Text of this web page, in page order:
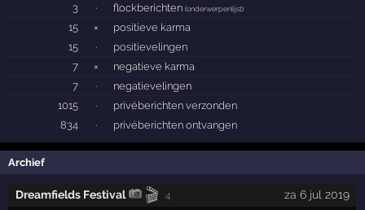
3 · flockberichten(onderwerpenlijst)
15 ×
positieve karma
15
·
positievelingen
7
×
negatieve karma
7
·
negatievelingen
1015
·
privéberichten verzonden
834
· privéberichten ontvangen
Archief
Dreamfields Festival 🎬 4 za 6 jul 2019